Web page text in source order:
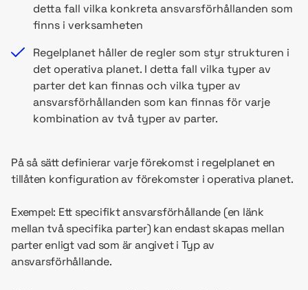
detta fall vilka konkreta ansvarsförhållanden som
finns i verksamheten
Regelplanet håller de regler som styr strukturen i
det operativa planet. I detta fall vilka typer av
parter det kan finnas och vilka typer av
ansvarsförhållanden som kan finnas för varje
kombination av två typer av parter.
På så sätt definierar varje förekomst i regelplanet en
tillåten konfiguration av förekomster i operativa planet.
Exempel: Ett specifikt ansvarsförhållande (en länk
mellan två specifika parter) kan endast skapas mellan
parter enligt vad som är angivet i Typ av
ansvarsförhållande.